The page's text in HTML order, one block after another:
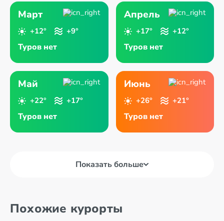
Март
+12° +9°
Туров нет
Апрель
+17° +12°
Туров нет
Май
+22° +17°
Туров нет
Июнь
+26° +21°
Туров нет
Показать больше
Похожие курорты